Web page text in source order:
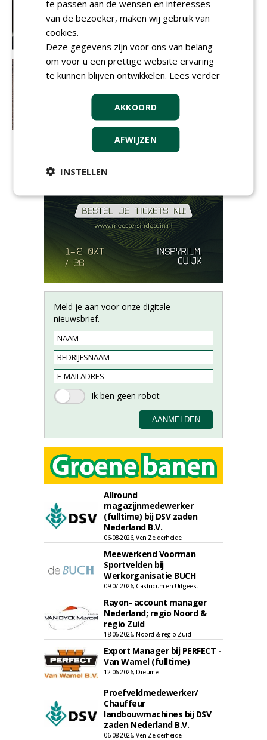
Meld je aan voor onze digitale
nieuwsbrief.
Allround
magazijnmedewerker
(fulltime) bij DSV zaden
Nederland B.V.
06-08-2026, Ven Zelderheide
Meewerkend Voorman
Sportvelden bij
Werkorganisatie BUCH
09-07-2026, Castricum en Uitgeest
Rayon- account manager
Nederland; regio Noord &
regio Zuid
18-06-2026, Noord & regio Zuid
Export Manager bij PERFECT -
Van Wamel (fulltime)
12-06-2026, Dreumel
Proefveldmedewerker/
Chauffeur
landbouwmachines bij DSV
zaden Nederland B.V.
06-08-2026, Ven-Zelderheide
te passen aan de wensen en interesses
van de bezoeker, maken wij gebruik van
cookies.
Deze gegevens zijn voor ons van belang
om voor u een prettige website ervaring
te kunnen blijven ontwikkelen. Lees verder
AKKOORD
AFWIJZEN
INSTELLEN